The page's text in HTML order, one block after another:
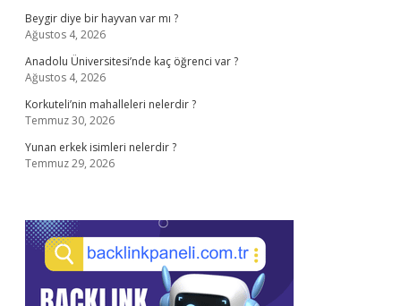
Beygir diye bir hayvan var mı ?
Ağustos 4, 2026
Anadolu Üniversitesi’nde kaç öğrenci var ?
Ağustos 4, 2026
Korkuteli’nin mahalleleri nelerdir ?
Temmuz 30, 2026
Yunan erkek isimleri nelerdir ?
Temmuz 29, 2026